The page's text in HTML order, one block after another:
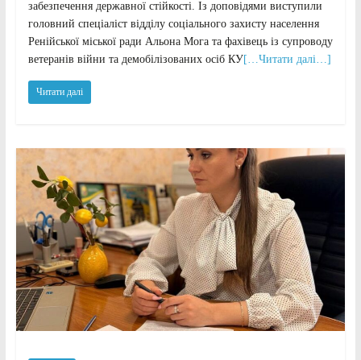
забезпечення державної стійкості. Із доповідями виступили
головний спеціаліст відділу соціального захисту населення
Ренійської міської ради Альона Мога та фахівець із супроводу
ветеранів війни та демобілізованих осіб КУ[…Читати далі…]
Читати далі